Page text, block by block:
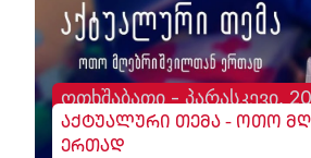
ოთხშაბათი - პარასკევი,
აქტუალური თემა - ოთო
ერთად